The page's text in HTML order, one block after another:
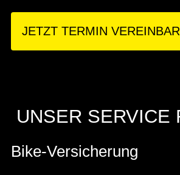
JETZT TERMIN
UNSER SERVICE
Bike-Versicherung